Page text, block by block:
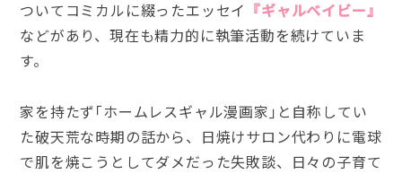
ついてコミカルに綴ったエッセイ 『ギャルベイビー』
などがあり、現在も精力的に執筆活動を続けていま
す。
家を持たず｢ホームレスギャル漫画家｣と自称してい
た破天荒な時期の話から、‎日焼けサロン代わりに電球
で肌を焼こうとしてダメだった失敗談、日々の子育て